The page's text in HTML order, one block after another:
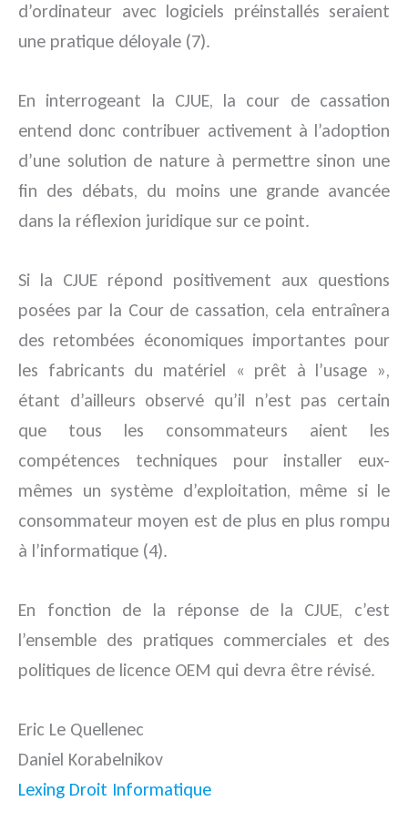
d’ordinateur avec logiciels préinstallés seraient
une pratique déloyale (7).
En interrogeant la CJUE, la cour de cassation
entend donc contribuer activement à l’adoption
d’une solution de nature à permettre sinon une
fin des débats, du moins une grande avancée
dans la réflexion juridique sur ce point.
Si la CJUE répond positivement aux questions
posées par la Cour de cassation, cela entraînera
des retombées économiques importantes pour
les fabricants du matériel « prêt à l’usage »,
étant d’ailleurs observé qu’il n’est pas certain
que tous les consommateurs aient les
compétences techniques pour installer eux-
mêmes un système d’exploitation, même si le
consommateur moyen est de plus en plus rompu
à l’informatique (4).
En fonction de la réponse de la CJUE, c’est
l’ensemble des pratiques commerciales et des
politiques de licence OEM qui devra être révisé.
Eric Le Quellenec
Daniel Korabelnikov
Lexing Droit Informatique